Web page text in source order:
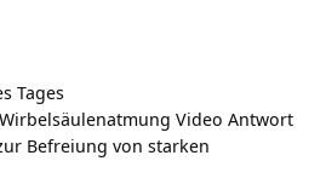
Tages
Video Antwort
Befreiung von starken